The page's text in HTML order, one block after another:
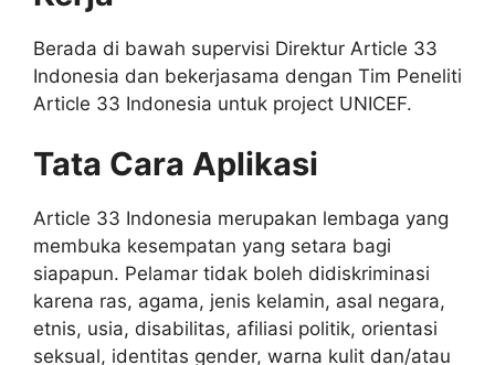
Berada di bawah supervisi Direktur Article 33
Indonesia dan bekerjasama dengan Tim Peneliti
Article 33 Indonesia untuk project UNICEF.
Tata Cara Aplikasi
Article 33 Indonesia merupakan lembaga yang
membuka kesempatan yang setara bagi
siapapun. Pelamar tidak boleh didiskriminasi
karena ras, agama, jenis kelamin, asal negara,
etnis, usia, disabilitas, afiliasi politik, orientasi
seksual, identitas gender, warna kulit dan/atau